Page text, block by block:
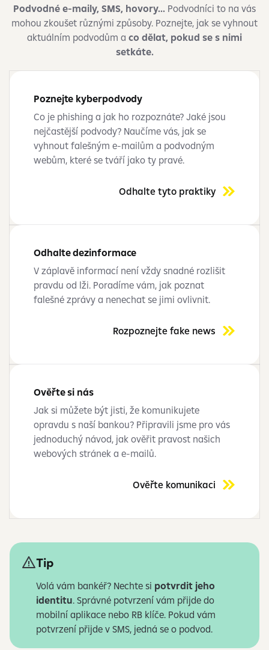
Podvodné e-maily, SMS, hovory... Podvodníci to na vás
mohou zkoušet různými způsoby. Poznejte, jak se vyhnout
aktuálním podvodům a co dělat, pokud se s nimi
setkáte.
Poznejte kyberpodvody
Co je phishing a jak ho rozpoznáte? Jaké jsou
nejčastější podvody? Naučíme vás, jak se
vyhnout falešným e-mailům a podvodným
webům, které se tváří jako ty pravé.
Odhalte tyto praktiky
Odhalte dezinformace
V záplavě informací není vždy snadné rozlišit
pravdu od lži. Poradíme vám, jak poznat
falešné zprávy a nenechat se jimi ovlivnit.
Rozpoznejte fake news
Ověřte si nás
Jak si můžete být jisti, že komunikujete
opravdu s naší bankou? Připravili jsme pro vás
jednoduchý návod, jak ověřit pravost našich
webových stránek a e-mailů.
Ověřte komunikaci
Tip
Volá vám bankéř? Nechte si potvrdit jeho
identitu. Správné potvrzení vám přijde do
mobilní aplikace nebo RB klíče. Pokud vám
potvrzení přijde v SMS, jedná se o podvod.